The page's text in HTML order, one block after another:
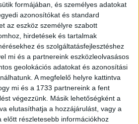
formájában, és személyes adatokat
azonosítókat és standard
az eszköz személyre szabott
hirdetések és tartalmak
és szolgáltatásfejlesztéshez
mi és a partnereink eszközleolvasásos
geolokációs adatokat és azonosítási
A megfelelő helyre kattintva
mi és a 1733 partnereink a fent
végezzünk. Másik lehetőségként a
elutasíthatja a hozzájárulást, vagy a
előtt részletesebb információkhoz
pánikkal tartja
európai gázárakat
8.
már most is 6 olyan
ami felléphetne a